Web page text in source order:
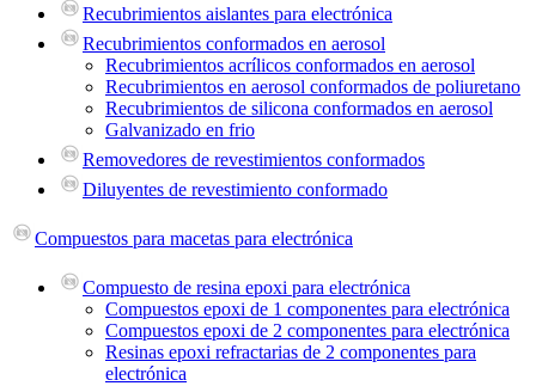
Recubrimientos aislantes para electrónica
Recubrimientos conformados en aerosol
Recubrimientos acrílicos conformados en aerosol
Recubrimientos en aerosol conformados de poliuretano
Recubrimientos de silicona conformados en aerosol
Galvanizado en frio
Removedores de revestimientos conformados
Diluyentes de revestimiento conformado
Compuestos para macetas para electrónica
Compuesto de resina epoxi para electrónica
Compuestos epoxi de 1 componentes para electrónica
Compuestos epoxi de 2 componentes para electrónica
Resinas epoxi refractarias de 2 componentes para
electrónica